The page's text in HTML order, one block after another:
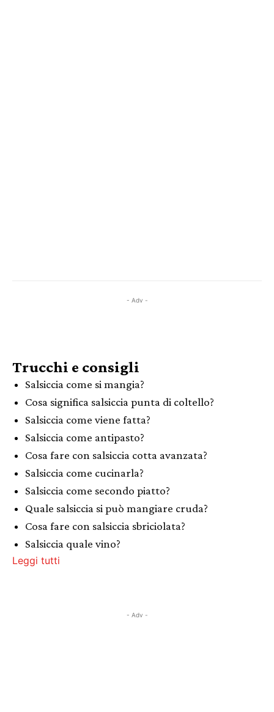
- Adv -
Trucchi e consigli
Salsiccia come si mangia?
Cosa significa salsiccia punta di coltello?
Salsiccia come viene fatta?
Salsiccia come antipasto?
Cosa fare con salsiccia cotta avanzata?
Salsiccia come cucinarla?
Salsiccia come secondo piatto?
Quale salsiccia si può mangiare cruda?
Cosa fare con salsiccia sbriciolata?
Salsiccia quale vino?
Leggi tutti
- Adv -